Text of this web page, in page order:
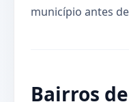
município antes
Bairros